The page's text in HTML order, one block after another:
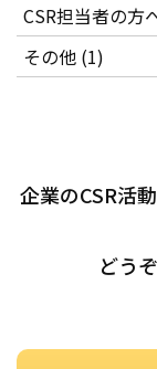
CSR担当者の方
その他 (1)
企業のCSR活
どう